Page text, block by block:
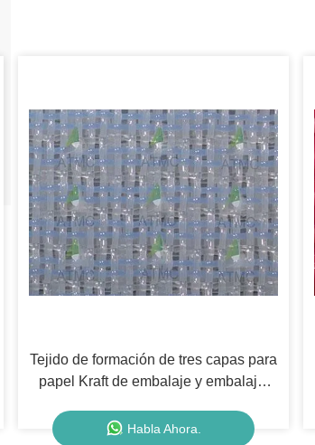
Tejido de formación de tres capas para
papel Kraft de embalaje y embalaje,
Habla Ahora.